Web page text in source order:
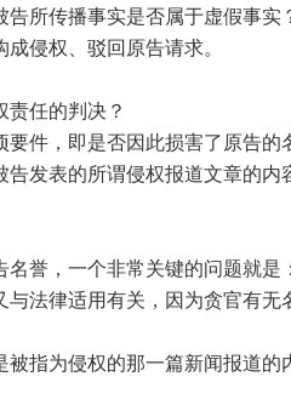
所传播事实是否属于虚假事
侵权、驳回原告请求。
任的判决？
件，即是否因此损害了原告的
发表的所谓侵权报道文章的
誉，一个非常关键的问题就是
法律适用有关，因为贪官有无
指为侵权的那一篇新闻报道